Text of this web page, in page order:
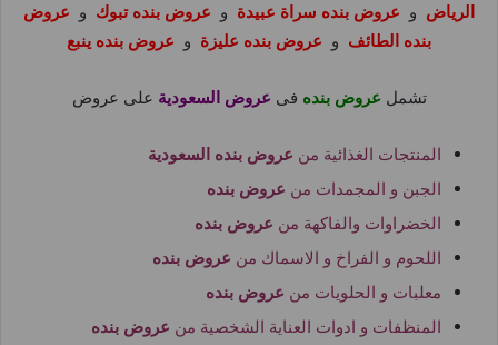
الرياض و عروض بنده سراة عبيدة و عروض بنده تبوك و عروض
بنده الطائف و عروض بنده عليزة و عروض بنده ينبع
تشمل عروض بنده فى عروض السعودية على عروض
المنتجات الغذائية من عروض بنده السعودية
الجبن و المجمدات من عروض بنده
الخضراوات والفاكهة من عروض بنده
اللحوم و الفراخ و الاسماك من عروض بنده
معلبات و الحلويات من عروض بنده
المنظفات و ادوات العناية الشخصية من عروض بنده